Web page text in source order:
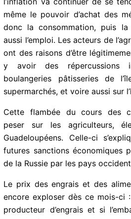
sentir sur les cours des
déjà commencé à augmenter
particulier le pétrole, le gaz et le
Dans ce contexte, déjà sur
l’inflation va continuer de se
même le pouvoir d’achat des
donc la consommation, puis la
Guadeloupe ont des raisons
car il devrait y avoir des
dans les boulangeries pâtisseries
les supermarchés, et voire aussi
peser sur les agriculteurs,
Guadeloupéens. Celle-ci
futures sanctions